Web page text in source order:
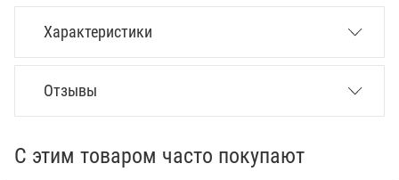
Характеристики
Отзывы
С этим товаром часто покупают